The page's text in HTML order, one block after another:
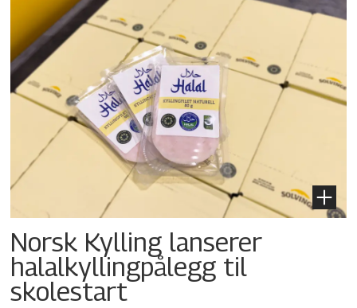
Norsk Kylling lanserer
halalkyllingpålegg til
skolestart